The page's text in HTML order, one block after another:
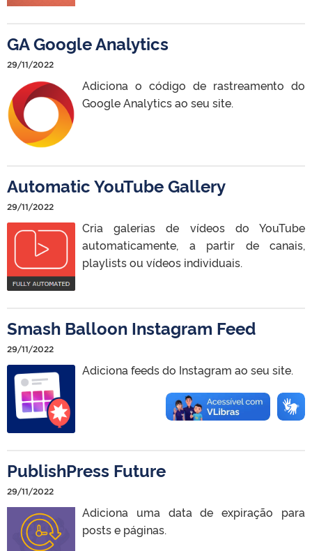
GA Google Analytics
29/11/2022
Adiciona o código de rastreamento do
Google Analytics ao seu site.
Automatic YouTube Gallery
29/11/2022
Cria galerias de vídeos do YouTube
automaticamente, a partir de canais,
playlists ou vídeos individuais.
Smash Balloon Instagram Feed
29/11/2022
Adiciona feeds do Instagram ao seu site.
PublishPress Future
29/11/2022
Adiciona uma data de expiração para
posts e páginas.